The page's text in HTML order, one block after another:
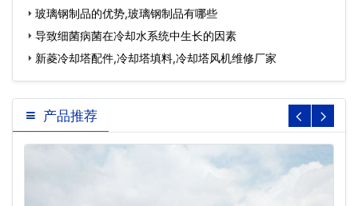
玻璃钢制品的优势,玻璃钢制品有哪些
导致细菌病菌在冷却水系统中生长的因素
新菱冷却塔配件,冷却塔填料,冷却塔风机维修厂家
产品推荐